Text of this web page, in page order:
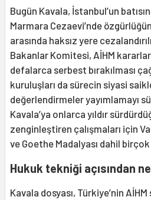
Bugün Kavala, İstanbul’un
Marmara Cezaevi’nde
arasında haksız yere
Bakanlar Komitesi, AİHM
defalarca serbest bırakılması
kuruluşları da sürecin siyasi
değerlendirmeler yayımlamayı
Kavala’ya onlarca yıldır
zenginleştiren çalışmaları için
ve Goethe Madalyası dahil
Hukuk tekniği açısından
Kavala dosyası, Türkiye’nin